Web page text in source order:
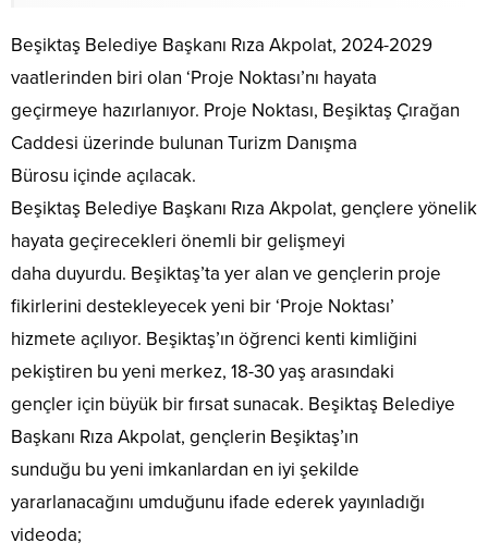
Beşiktaş Belediye Başkanı Rıza Akpolat, 2024-2029
vaatlerinden biri olan ‘Proje Noktası’nı hayata
geçirmeye hazırlanıyor. Proje Noktası, Beşiktaş Çırağan
Caddesi üzerinde bulunan Turizm Danışma
Bürosu içinde açılacak.
Beşiktaş Belediye Başkanı Rıza Akpolat, gençlere yönelik
hayata geçirecekleri önemli bir gelişmeyi
daha duyurdu. Beşiktaş’ta yer alan ve gençlerin proje
fikirlerini destekleyecek yeni bir ‘Proje Noktası’
hizmete açılıyor. Beşiktaş’ın öğrenci kenti kimliğini
pekiştiren bu yeni merkez, 18-30 yaş arasındaki
gençler için büyük bir fırsat sunacak. Beşiktaş Belediye
Başkanı Rıza Akpolat, gençlerin Beşiktaş’ın
sunduğu bu yeni imkanlardan en iyi şekilde
yararlanacağını umduğunu ifade ederek yayınladığı
videoda;